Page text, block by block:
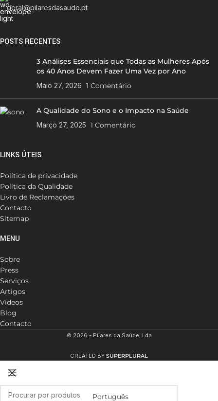
geral@pilaresdasaude.pt
POSTS RECENTES
3 Análises Essenciais que Todas as Mulheres Após
os 40 Anos Devem Fazer Uma Vez por Ano
Maio 27, 2026 1 Comentário
A Qualidade do Sono e o Impacto na Saúde
Março 27, 2025 1 Comentário
LINKS ÚTEIS
Política de privacidade
Política da Qualidade
Livro de Reclamações
Contacto
Sitemap
MENU
Sobre
Press
Serviços
Artigos
Vídeos
Blog
Contacto
© 2026 - Pilares da Saúde, Lda
CREATED BY SUPERPLURAL
Português